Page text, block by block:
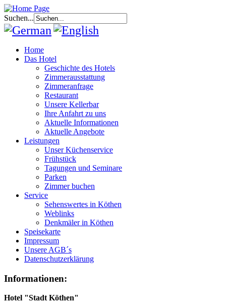
Suchen...
Home
Das Hotel
Geschichte des Hotels
Zimmerausstattung
Zimmeranfrage
Restaurant
Unsere Kellerbar
Ihre Anfahrt zu uns
Aktuelle Informationen
Aktuelle Angebote
Leistungen
Unser Küchenservice
Frühstück
Tagungen und Seminare
Parken
Zimmer buchen
Service
Sehenswertes in Köthen
Weblinks
Denkmäler in Köthen
Speisekarte
Impressum
Unsere AGB´s
Datenschutzerklärung
Informationen:
Hotel "Stadt Köthen"